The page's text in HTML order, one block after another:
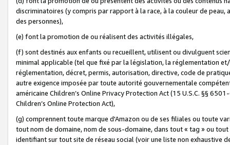
discriminatoires (y compris par rapport à la race, à la couleur de
des personnes),
(e) font la promotion de ou réalisent des activités illégales,
(f) sont destinés aux enfants ou recueillent, utilisent ou divulguent
minimal applicable (tel que fixé par la législation, la réglementation
réglementation, décret, permis, autorisation, directive, code de
autre exigence imposée par toute autorité gouvernementale
américaine Children’s Online Privacy Protection Act (15 U.S.C. §§
Children’s Online Protection Act),
(g) comprennent toute marque d'Amazon ou de ses filiales ou toute
tout nom de domaine, nom de sous-domaine, dans tout « tag » ou
identifiant sur tout site de réseau social (voir une liste non exhaustive